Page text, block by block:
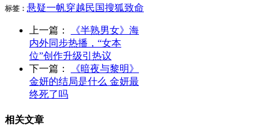
标签： 悬疑一帆穿越民国搜狐致命
上一篇：
《半熟男女》海
内外同步热播，“女本
位”创作升级引热议
下一篇：
《暗夜与黎明》
金妍的结局是什么 金妍最
终死了吗
相关文章